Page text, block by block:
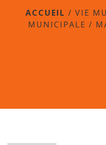
ACCUEIL / VIE
MUNICIPALE /